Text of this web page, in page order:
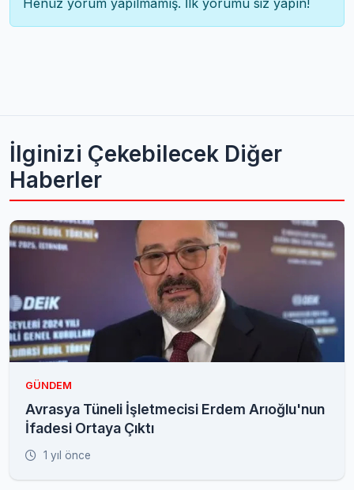
Henüz yorum yapılmamış. İlk yorumu siz yapın!
İlginizi Çekebilecek Diğer
Haberler
GÜNDEM
Avrasya Tüneli İşletmecisi Erdem Arıoğlu'nun
İfadesi Ortaya Çıktı
1 yıl önce